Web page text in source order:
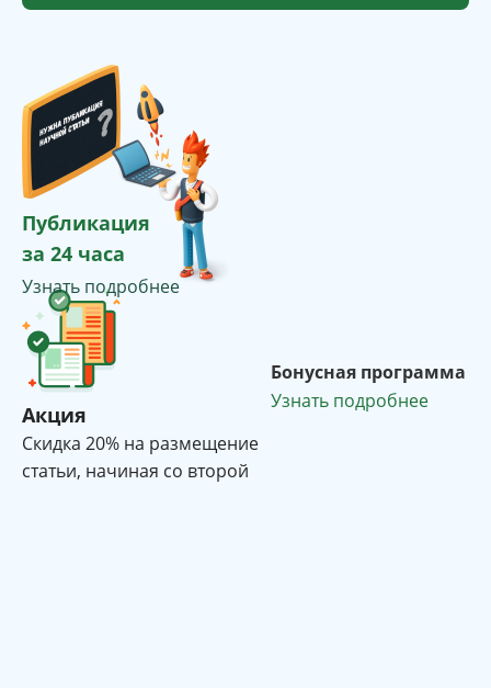
Публикация
за 24 часа
Узнать подробнее
Акция
Cкидка 20% на размещение
статьи, начиная со второй
Бонусная программа
Узнать подробнее